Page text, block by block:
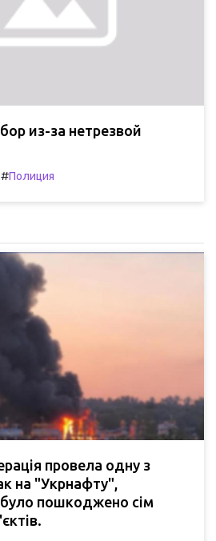
из-за нетрезвой
#Полиция
провела одну з
на "Укрнафту",
було пошкоджено сім